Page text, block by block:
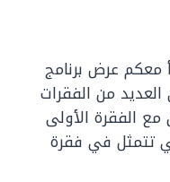
عرض برنامج
من الفقرات
مع الفقرة الأولى
تتمثل في فقرة